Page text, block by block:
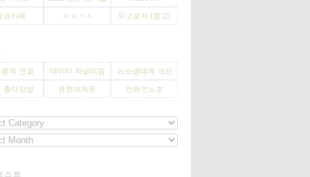
크카페 ㅍㅍㅅㅅ 두고보자 (창고)
위 연결 데이터 저널리즘 뉴스생태계 개선
종다양성 표현의자유 만화인노조
스트